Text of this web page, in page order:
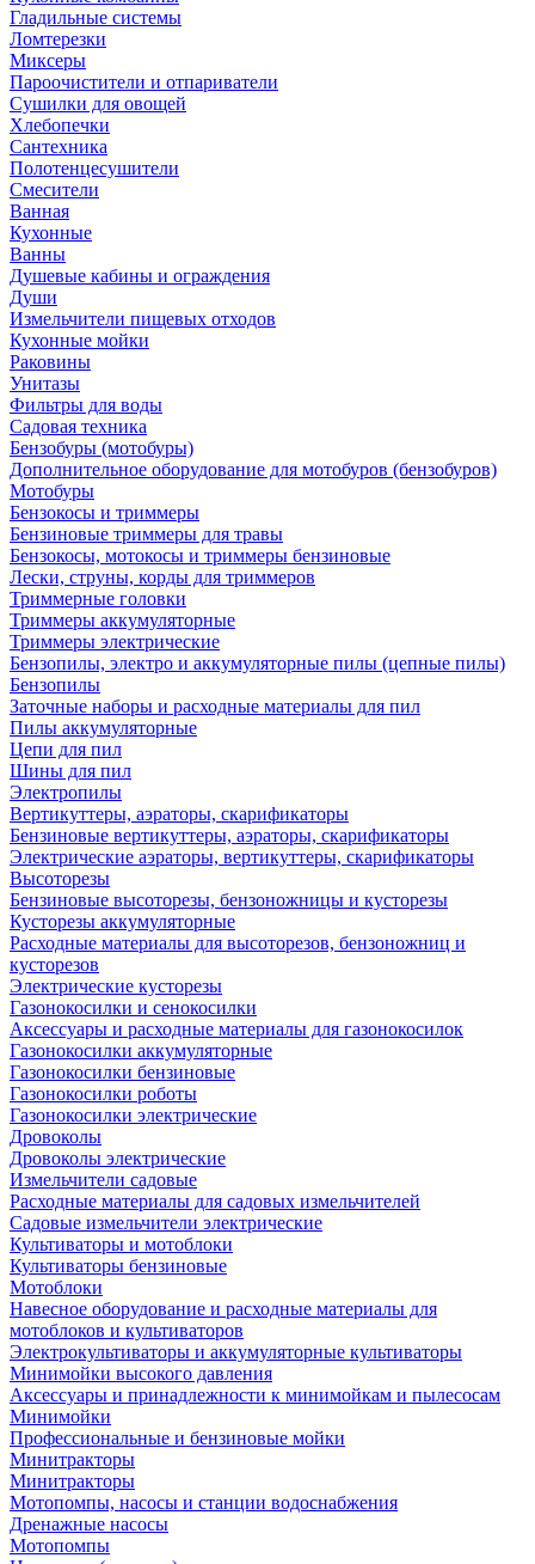
Гладильные системы
Ломтерезки
Миксеры
Пароочистители и отпариватели
Сушилки для овощей
Хлебопечки
Сантехника
Полотенцесушители
Смесители
Ванная
Кухонные
Ванны
Душевые кабины и ограждения
Души
Измельчители пищевых отходов
Кухонные мойки
Раковины
Унитазы
Фильтры для воды
Садовая техника
Бензобуры (мотобуры)
Дополнительное оборудование для мотобуров (бензобуров)
Мотобуры
Бензокосы и триммеры
Бензиновые триммеры для травы
Бензокосы, мотокосы и триммеры бензиновые
Лески, струны, корды для триммеров
Триммерные головки
Триммеры аккумуляторные
Триммеры электрические
Бензопилы, электро и аккумуляторные пилы (цепные пилы)
Бензопилы
Заточные наборы и расходные материалы для пил
Пилы аккумуляторные
Цепи для пил
Шины для пил
Электропилы
Вертикуттеры, аэраторы, скарификаторы
Бензиновые вертикуттеры, аэраторы, скарификаторы
Электрические аэраторы, вертикуттеры, скарификаторы
Высоторезы
Бензиновые высоторезы, бензоножницы и кусторезы
Кусторезы аккумуляторные
Расходные материалы для высоторезов, бензоножниц и
кусторезов
Электрические кусторезы
Газонокосилки и сенокосилки
Аксессуары и расходные материалы для газонокосилок
Газонокосилки аккумуляторные
Газонокосилки бензиновые
Газонокосилки роботы
Газонокосилки электрические
Дровоколы
Дровоколы электрические
Измельчители садовые
Расходные материалы для садовых измельчителей
Садовые измельчители электрические
Культиваторы и мотоблоки
Культиваторы бензиновые
Мотоблоки
Навесное оборудование и расходные материалы для
мотоблоков и культиваторов
Электрокультиваторы и аккумуляторные культиваторы
Минимойки высокого давления
Аксессуары и принадлежности к минимойкам и пылесосам
Минимойки
Профессиональные и бензиновые мойки
Минитракторы
Минитракторы
Мотопомпы, насосы и станции водоснабжения
Дренажные насосы
Мотопомпы